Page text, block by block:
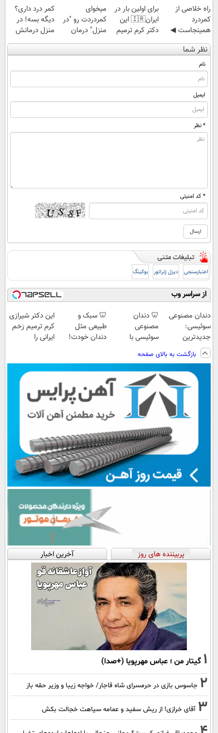
load
‌راه خلاصی از
کمردرد
همینجاست ◀
فقط کافیه فرم
رو پر کنی!
load
برای اولین بار در
ایران🇮🇷 این
دکتر کرم ترمیم
کننده 23 روزه
load
میخوای
کمردردت رو "در
منزل" درمان
کنی؟ (◂فیلم +
load
کمر درد داری؟
دیگه بسه! در
منزل درمانش
کن
نظر شما
نام
ایمیل
* نظر
* کد امنیتی
اعتبارسنجی دیزل ژنراتور بوکینگ
از سراسر وب
Image failed to
load
دندان مصنوعی
سوئیسی:
جدیدترین
فناوری اروپا،
سبک و مقاوم |
پرداخت قسطی
load
🦷 دندان
مصنوعی
سوئیسی با
دیجیتال |
پرداخت در 4
قسط |📍 تهران
load
🦷 سبک و
طبیعی مثل
دندان خودت!
💳 📍 تهران
Image failed to
load
این دکتر شیرازی
کرم ترمیم زخم
ایرانی را
بازگشت به بالای صفحه
پربیننده های روز آخرین اخبار
1 گیتار من ؛ عباس مهرپویا (+صدا)
2 جاسوس بازی در حرمسرای شاه قاجار/ خواجه زیبا و وزیر حقه باز
3 آقای خرازی! از ریش سفید و عمامه سیاهت خجالت بکش